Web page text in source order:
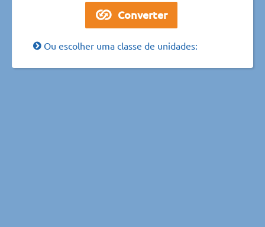
Ou escolher uma classe de unidades: